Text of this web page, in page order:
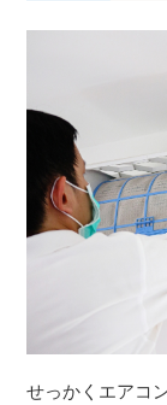
せっかくエアコ